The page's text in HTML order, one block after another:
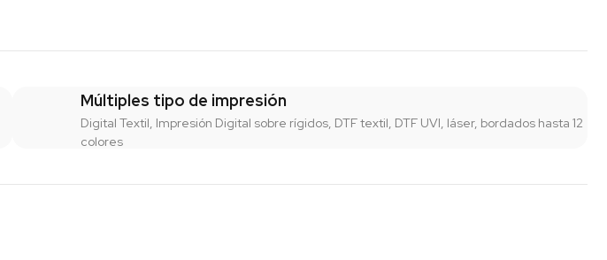
Múltiples tipo de impresión
Digital Textil, Impresión Digital sobre rígidos, DTF textil, DTF UVI, láser, bordados hasta 12
colores